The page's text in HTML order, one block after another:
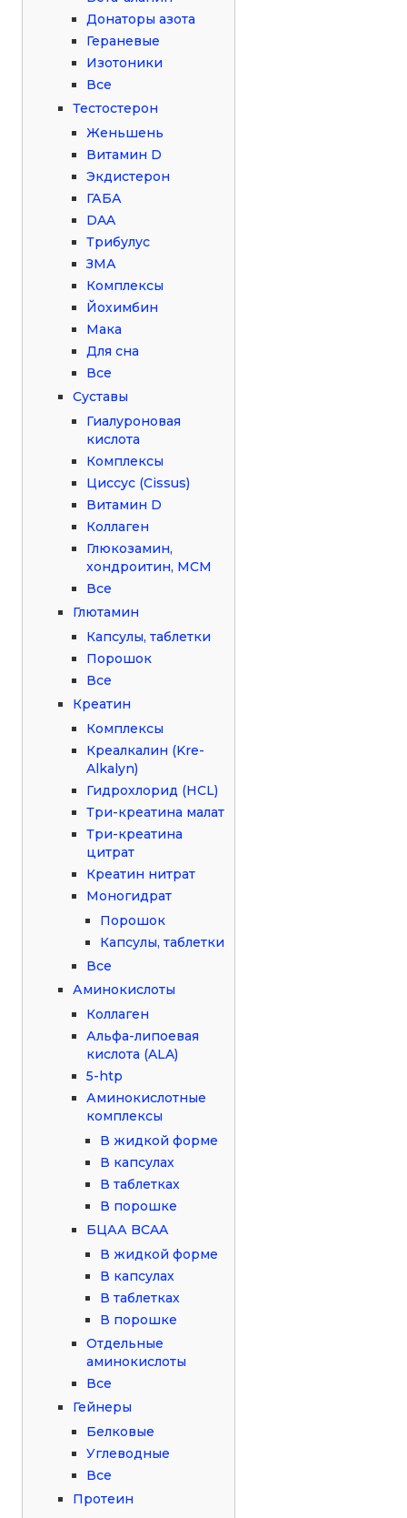
Донаторы азота
Гераневые
Изотоники
Все
Тестостерон
Женьшень
Витамин D
Экдистерон
ГАБА
DAA
Трибулус
ЗМА
Комплексы
Йохимбин
Мака
Для сна
Все
Суставы
Гиалуроновая
кислота
Комплексы
Циссус (Cissus)
Витамин D
Коллаген
Глюкозамин,
хондроитин, МСМ
Все
Глютамин
Капсулы, таблетки
Порошок
Все
Креатин
Комплексы
Креалкалин (Kre-
Alkalyn)
Гидрохлорид (HCL)
Три-креатина малат
Три-креатина
цитрат
Креатин нитрат
Моногидрат
Порошок
Капсулы, таблетки
Все
Аминокислоты
Коллаген
Альфа-липоевая
кислота (ALA)
5-htp
Аминокислотные
комплексы
В жидкой форме
В капсулах
В таблетках
В порошке
БЦАА BCAA
В жидкой форме
В капсулах
В таблетках
В порошке
Отдельные
аминокислоты
Все
Гейнеры
Белковые
Углеводные
Все
Протеин